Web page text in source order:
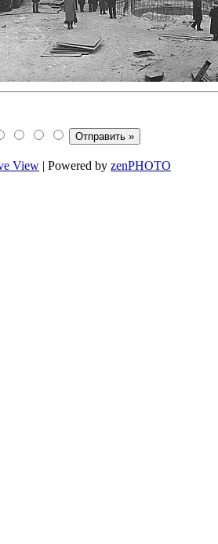
View | Powered by zenPHOTO